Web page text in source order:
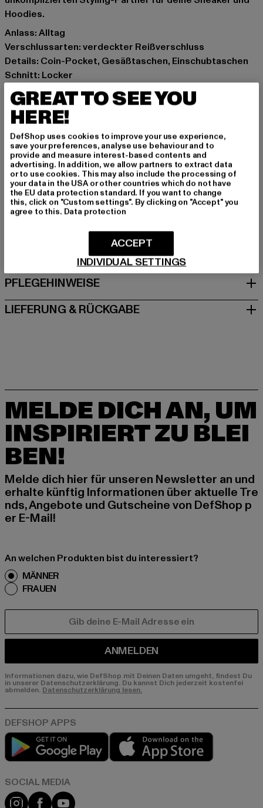
Hoodies.
Anlass: Alltag
Verschlussarten: verdeckter Reißverschluss
Details: Coin-Pocket, Gesäßtaschen, Einschubtaschen
Schnitt: Locker
Marke: Urban Classics
Kat.: Loose Fit Jeans
Farbe: schwarz
Hersteller Farbe: black washed
Materialzusammensetzung: 100% Baumwolle
Art.Nr: TB8033-00709
Hersteller: TB International GmbH |info@tbint.de
Dr.-Robert-Murjahn-Straße 7 | 64372 Ober-Ramstadt |
DE
GRÖSSE & PASSFORM
PFLEGEHINWEISE
LIEFERUNG & RÜCKGABE
MELDE DICH AN, UM
INSPIRIERT ZU BLEI
BEN!
Melde dich hier für unseren Newsletter an und
erhalte künftig Informationen über aktuelle Tre
nds, Angebote und Gutscheine von DefShop p
er E-Mail!
An welchen Produkten bist du interessiert?
MÄNNER
FRAUEN
ANMELDEN
Informationen dazu, wie DefShop mit Deinen Daten umgeht, findest Du
in unserer Datenschutzerklärung. Du kannst Dich jederzeit kostenfei
abmelden. Datenschutzerklärung lesen.
Play market
Instagram
FacebookYouTube
GREAT TO SEE YOU
HERE!
DefShop uses cookies to improve your use experience,
save your preferences, analyse use behaviour and to
provide and measure interest-based contents and
advertising. In addition, we allow partners to extract data
or to use cookies. This may also include the processing of
your data in the USA or other countries which do not have
the EU data protection standard. If you want to change
this, click on "Custom settings". By clicking on "Accept" you
agree to this. Data protection
INDIVIDUAL SETTINGS
ACCEPT